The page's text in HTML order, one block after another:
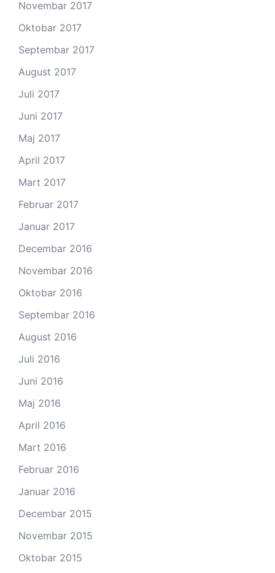
Novembar 2017
Oktobar 2017
Septembar 2017
August 2017
Juli 2017
Juni 2017
Maj 2017
April 2017
Mart 2017
Februar 2017
Januar 2017
Decembar 2016
Novembar 2016
Oktobar 2016
Septembar 2016
August 2016
Juli 2016
Juni 2016
Maj 2016
April 2016
Mart 2016
Februar 2016
Januar 2016
Decembar 2015
Novembar 2015
Oktobar 2015